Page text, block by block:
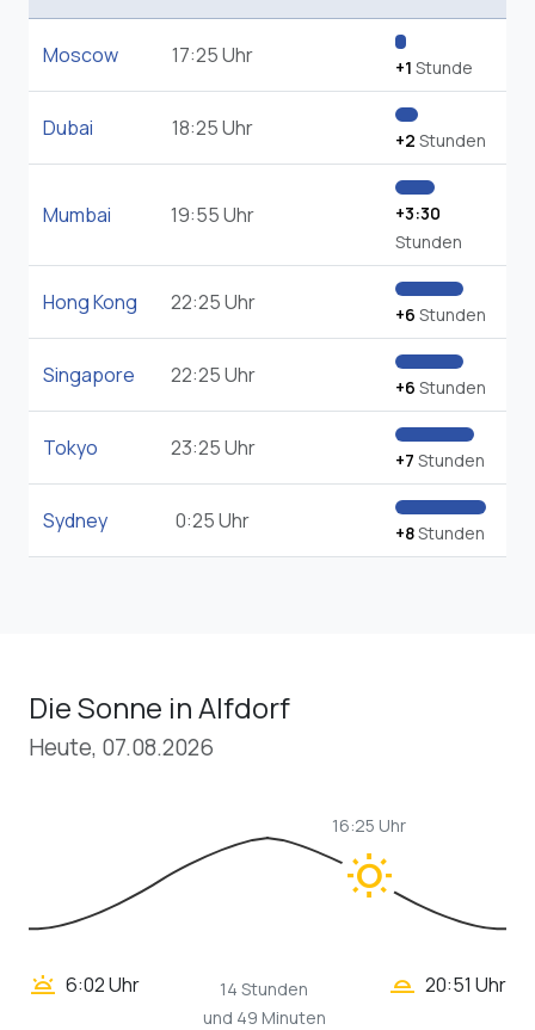
Moscow 17:25 Uhr +1 Stunde
Dubai 18:25 Uhr +2 Stunden
Mumbai 19:55 Uhr
+3:30
Stunden
Hong Kong 22:25 Uhr +6 Stunden
Singapore 22:25 Uhr +6 Stunden
Tokyo 23:25 Uhr +7 Stunden
Sydney 0:25 Uhr +8Stunden
Die Sonne in Alfdorf
Heute, 07.08.2026
wb_sunny
16:25 Uhr
wb_twilight 6:02 Uhr
14 Stunden
und 49 Minuten
wb_twilight_2 20:51 Uhr